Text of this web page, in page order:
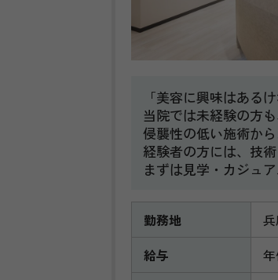
「美容に興味はあ
当院では未経験の方
侵襲性の低い施術か
経験者の方には、技
まずは見学・カジュ
勤務地
給与